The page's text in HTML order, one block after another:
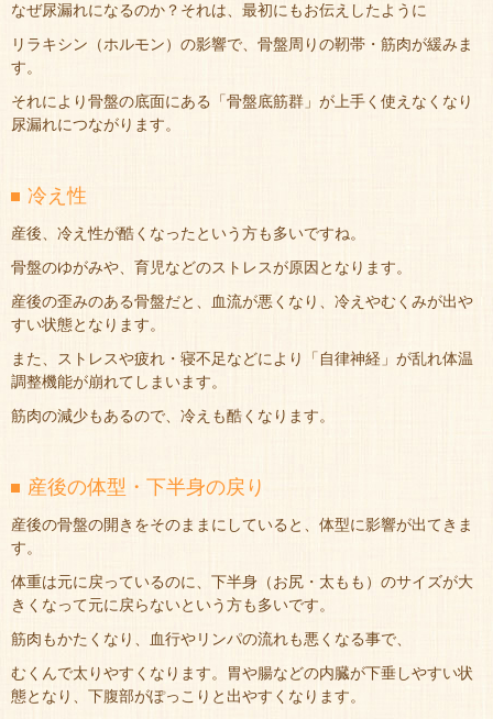
なぜ尿漏れになるのか？それは、最初にもお伝えしたように
リラキシン（ホルモン）の影響で、骨盤周りの靭帯・筋肉が緩みま
す。
それにより骨盤の底面にある「骨盤底筋群」が上手く使えなくなり
尿漏れにつながります。
冷え性
産後、冷え性が酷くなったという方も多いですね。
骨盤のゆがみや、育児などのストレスが原因となります。
産後の歪みのある骨盤だと、血流が悪くなり、冷えやむくみが出や
すい状態となります。
また、ストレスや疲れ・寝不足などにより「自律神経」が乱れ体温
調整機能が崩れてしまいます。
筋肉の減少もあるので、冷えも酷くなります。
産後の体型・下半身の戻り
産後の骨盤の開きをそのままにしていると、体型に影響が出てきま
す。
体重は元に戻っているのに、下半身（お尻・太もも）のサイズが大
きくなって元に戻らないという方も多いです。
筋肉もかたくなり、血行やリンパの流れも悪くなる事で、
むくんで太りやすくなります。胃や腸などの内臓が下垂しやすい状
態となり、下腹部がぽっこりと出やすくなります。